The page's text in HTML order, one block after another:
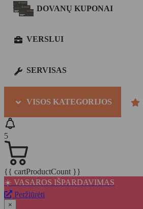
DOVANŲ KUPONAI
VERSLUI
SERVISAS
VISOS KATEGORIJOS
5
{{ cartProductCount }}
☀️ VASAROS IŠPARDAVIMAS
Peržiūrėti
×